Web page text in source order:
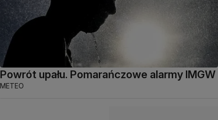
Powrót upału. Pomarańczowe alarmy IMGW
METEO